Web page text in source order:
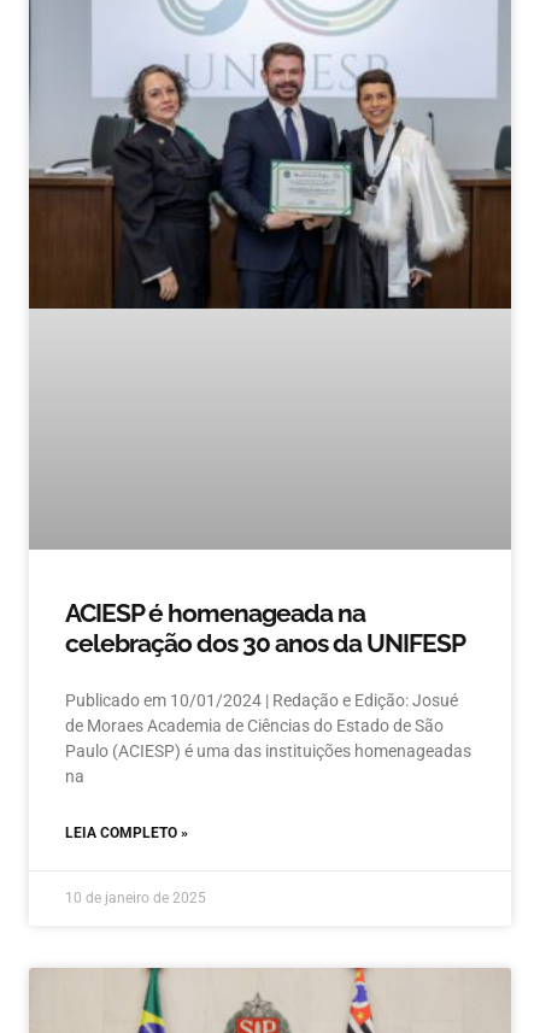
ACIESP é homenageada na
celebração dos 30 anos da UNIFESP
Publicado em 10/01/2024 | Redação e Edição: Josué
de Moraes Academia de Ciências do Estado de São
Paulo (ACIESP) é uma das instituições homenageadas
na
LEIA COMPLETO »
10 de janeiro de 2025